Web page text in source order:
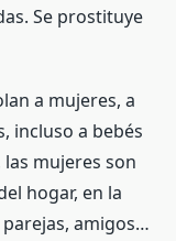
Se prostituye
a mujeres, a
incluso a bebés
las mujeres son
hogar, en la
amigos…